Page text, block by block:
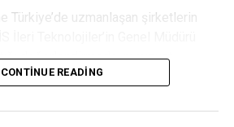
Türkiye’de uzmanlaşan şirketlerin
değerlendirmede, mevzuat
etkilerine değinirken,
hızlanması için büyük
CONTINUE READING